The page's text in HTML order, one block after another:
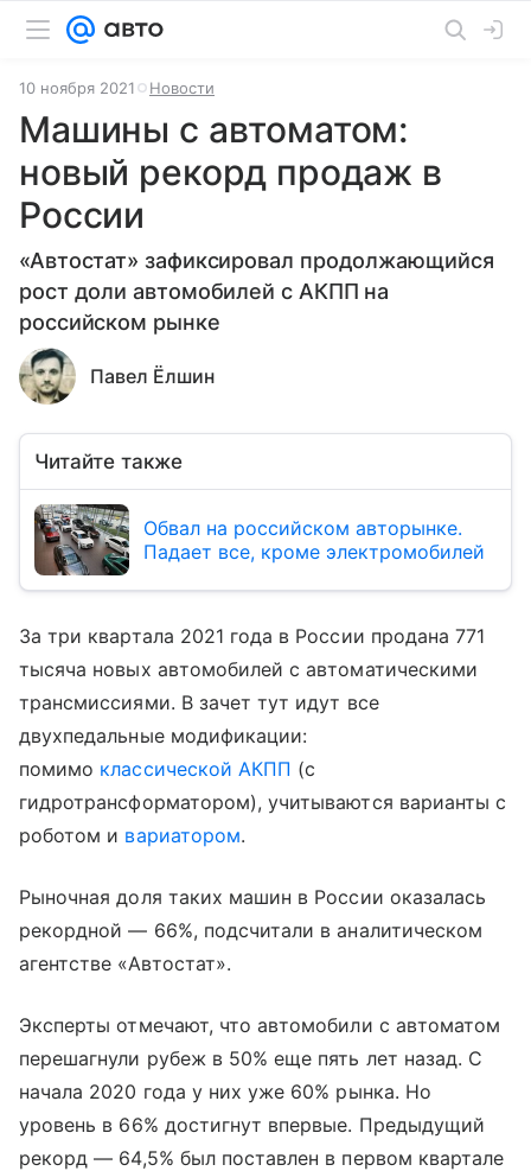
10 ноября 2021 Новости
Машины с автоматом:
новый рекорд продаж в
России
«Автостат» зафиксировал продолжающийся
рост доли автомобилей с АКПП на
российском рынке
Павел Ёлшин
Читайте также
Обвал на российском авторынке.
Падает все, кроме электромобилей
За три квартала 2021 года в России продана 771
тысяча новых автомобилей с автоматическими
трансмиссиями. В зачет тут идут все
двухпедальные модификации:
помимо классической АКПП (с
гидротрансформатором), учитываются варианты с
роботом и вариатором.
Рыночная доля таких машин в России оказалась
рекордной — 66%, подсчитали в аналитическом
агентстве «Автостат».
Эксперты отмечают, что автомобили с автоматом
перешагнули рубеж в 50% еще пять лет назад. С
начала 2020 года у них уже 60% рынка. Но
уровень в 66% достигнут впервые. Предыдущий
рекорд — 64,5% был поставлен в первом квартале